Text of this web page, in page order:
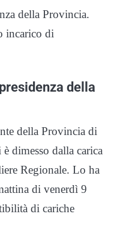
della Provincia.
incarico di
della
della Provincia di
dimesso dalla carica
Regionale. Lo ha
di venerdì 9
di cariche